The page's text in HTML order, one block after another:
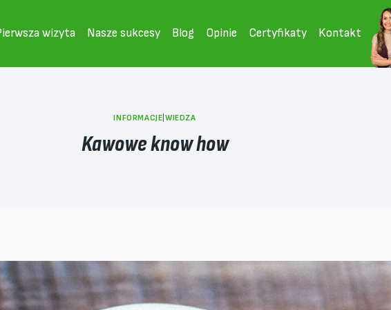
wizyta Nasze sukcesy Blog Opinie Certyfikaty Kontakt
INFORMACJE WIEDZA
Kawowe know how